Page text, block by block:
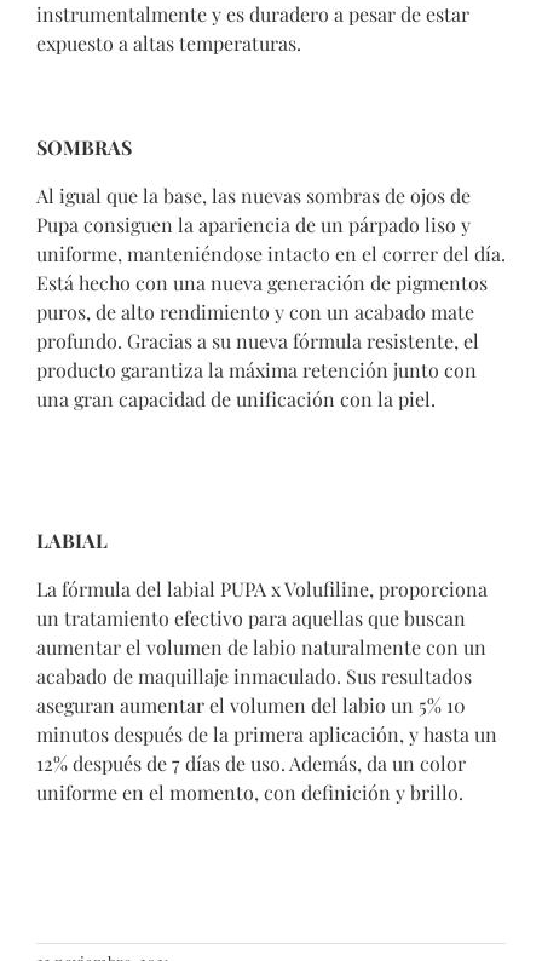
instrumentalmente y es duradero a pesar de estar
expuesto a altas temperaturas.
SOMBRAS
Al igual que la base, las nuevas sombras de ojos de
Pupa consiguen la apariencia de un párpado liso y
uniforme, manteniéndose intacto en el correr del día.
Está hecho con una nueva generación de pigmentos
puros, de alto rendimiento y con un acabado mate
profundo. Gracias a su nueva fórmula resistente, el
producto garantiza la máxima retención junto con
una gran capacidad de unificación con la piel.
LABIAL
La fórmula del labial PUPA x Volufiline, proporciona
un tratamiento efectivo para aquellas que buscan
aumentar el volumen de labio naturalmente con un
acabado de maquillaje inmaculado. Sus resultados
aseguran aumentar el volumen del labio un 5% 10
minutos después de la primera aplicación, y hasta un
12% después de 7 días de uso. Además, da un color
uniforme en el momento, con definición y brillo.